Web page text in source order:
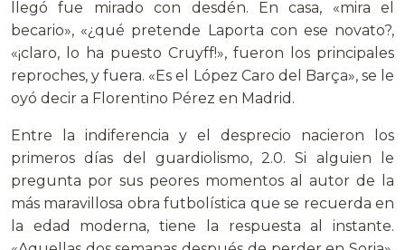
llegó fue mirado con desdén. En casa, «mira el
becario», «¿qué pretende Laporta con ese novato?,
«¡claro, lo ha puesto Cruyff!», fueron los principales
reproches, y fuera. «Es el López Caro del Barça», se le
oyó decir a Florentino Pérez en Madrid.
Entre la indiferencia y el desprecio nacieron los
primeros días del guardiolismo, 2.0. Si alguien le
pregunta por sus peores momentos al autor de la
más maravillosa obra futbolística que se recuerda en
la edad moderna, tiene la respuesta al instante.